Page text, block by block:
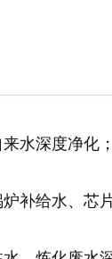
水深度净化
补给水、芯